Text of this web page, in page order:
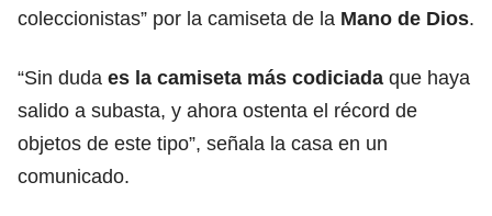
coleccionistas” por la camiseta de la Mano de Dios.
“Sin duda es la camiseta más codiciada que haya
salido a subasta, y ahora ostenta el récord de
objetos de este tipo”, señala la casa en un
comunicado.